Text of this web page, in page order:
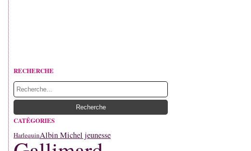
RECHERCHE
CATÉGORIES
HarlequinAlbin Michel jeunesse